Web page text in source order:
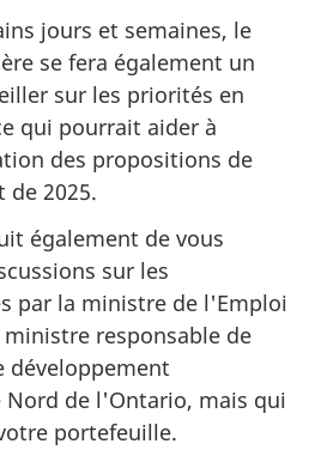
jours et semaines, le
se fera également un
sur les priorités en
qui pourrait aider à
des propositions de
de 2025.
également de vous
sur les
par la ministre de l'Emploi
responsable de
développement
de l'Ontario, mais qui
portefeuille.